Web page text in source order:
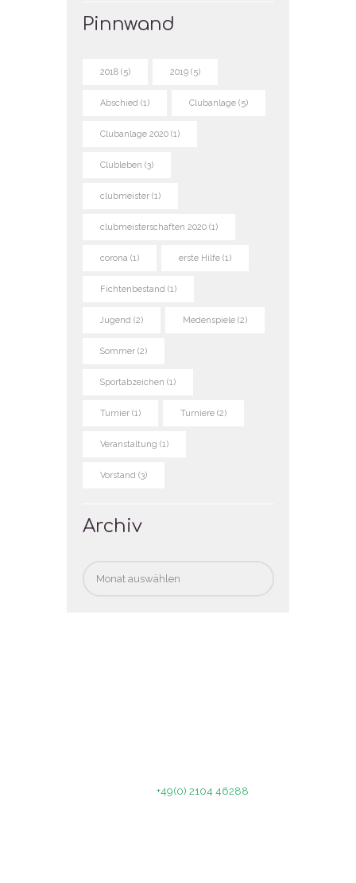
Pinnwand
2018(5) 2019(5)
Abschied (1) Clubanlage(5)
Clubanlage 2020(1)
Clubleben (3)
clubmeister(1)
clubmeisterschaften 2020(1)
corona (1) erste Hilfe(1)
Fichtenbestand (1)
Jugend (2) Medenspiele(2)
Sommer(2)
Sportabzeichen (1)
Turnier(1) Turniere(2)
Veranstaltung (1)
Vorstand (3)
Archiv
+49(0) 2104 46288